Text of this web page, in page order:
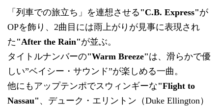
「列車での旅立ち」を連想させる "C.B. Express"が
OPを飾り、2曲目には雨上がりが見事に表現され
た "After the Rain"が並ぶ。
タイトルナンバーの"Warm Breeze"は、滑らかで優
しい”ベイシー・サウンド”が楽しめる一曲。
他にもアップテンポでスウィンギーな"Flight to
Nassau" 、デューク・エリントン（Duke Ellington）